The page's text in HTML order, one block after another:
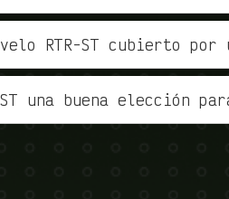
RTR-ST cubierto por
ST una buena elección